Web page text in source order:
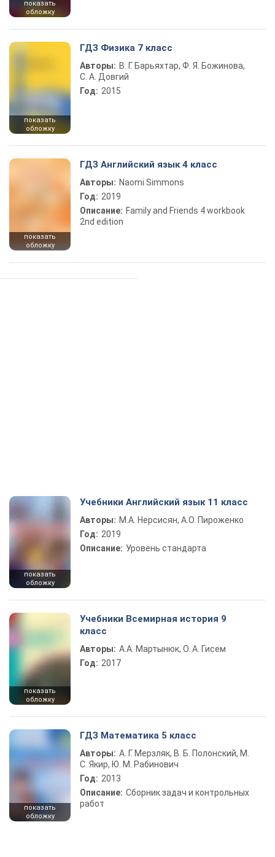
показать
обложку
показать
обложку
ГДЗ Физика 7 класс
Авторы: В. Г. Барьяхтар, Ф. Я. Божинова,
С. А. Довгий
Год: 2015
показать
обложку
ГДЗ Английский язык 4 класс
Авторы: Naomi Simmons
Год: 2019
Описание: Family and Friends 4 workbook
2nd edition
показать
обложку
Учебники Английский язык 11 класс
Авторы: М.А. Нерсисян, А.О. Пироженко
Год: 2019
Описание: Уровень стандарта
показать
обложку
Учебники Всемирная история 9
класс
Авторы: А.А. Мартынюк, О. А. Гисем
Год: 2017
показать
обложку
ГДЗ Математика 5 класс
Авторы: А. Г. Мерзляк, В. Б. Полонский, М.
С. Якир, Ю. М. Рабинович
Год: 2013
Описание: Сборник задач и контрольных
работ